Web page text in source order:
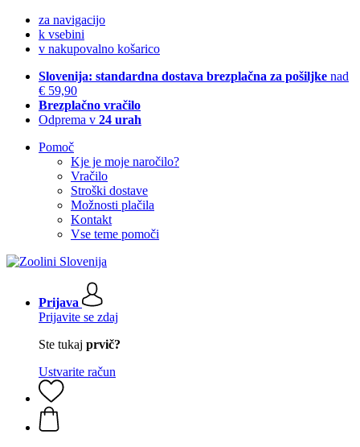
za navigacijo
k vsebini
v nakupovalno košarico
Slovenija: standardna dostava brezplačna za pošiljke nad
€ 59,90
Brezplačno vračilo
Odprema v 24 urah
Pomoč
Kje je moje naročilo?
Vračilo
Stroški dostave
Možnosti plačila
Kontakt
Vse teme pomoči
Prijava
Prijavite se zdaj
Ste tukaj prvič?
Ustvarite račun